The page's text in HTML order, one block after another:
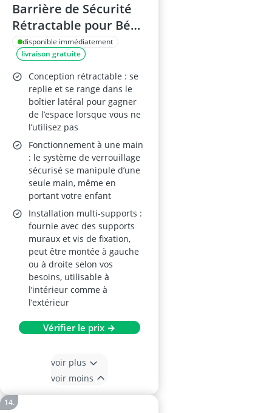
Barrière de Sécurité
Rétractable pour Bébé
et Chiens – Extensible
0 à 140 cm – Porte
pour Escaliers,
Couloirs et Portes –
Intérieur/Extérieur –
Gris
disponible immédiatement
livraison gratuite
Conception rétractable : se
replie et se range dans le
boîtier latéral pour gagner
de l’espace lorsque vous ne
l’utilisez pas
Fonctionnement à une main
: le système de verrouillage
sécurisé se manipule d’une
seule main, même en
portant votre enfant
Installation multi-supports :
fournie avec des supports
muraux et vis de fixation,
peut être montée à gauche
ou à droite selon vos
besoins, utilisable à
l’intérieur comme à
l’extérieur
Vérifier le prix →
voir plus
voir moins